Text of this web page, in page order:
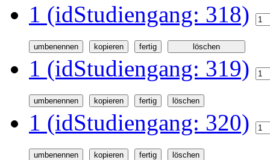
1 (idStudiengang: 318)
1 (idStudiengang: 319)
1 (idStudiengang: 320)